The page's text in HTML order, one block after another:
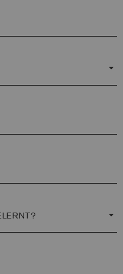
arrow_drop_down
arrow_drop_down